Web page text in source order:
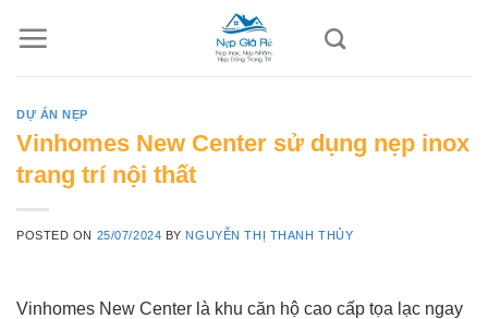
DỰ ÁN NẸP
Vinhomes New Center sử dụng nẹp inox
trang trí nội thất
POSTED ON 25/07/2024 BY NGUYỄN THỊ THANH THỦY
Vinhomes New Center là khu căn hộ cao cấp tọa lạc ngay